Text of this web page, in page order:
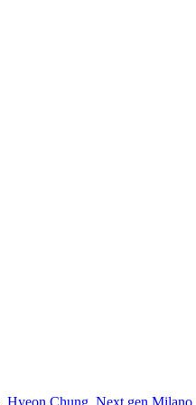
, Hyeon Chung, Next gen Milano,